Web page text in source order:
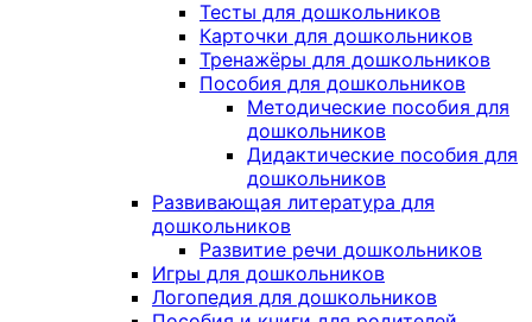
Тесты для дошкольников
Карточки для дошкольников
Тренажёры для дошкольников
Пособия для дошкольников
Методические пособия для
дошкольников
Дидактические пособия для
дошкольников
Развивающая литература для
дошкольников
Развитие речи дошкольников
Игры для дошкольников
Логопедия для дошкольников